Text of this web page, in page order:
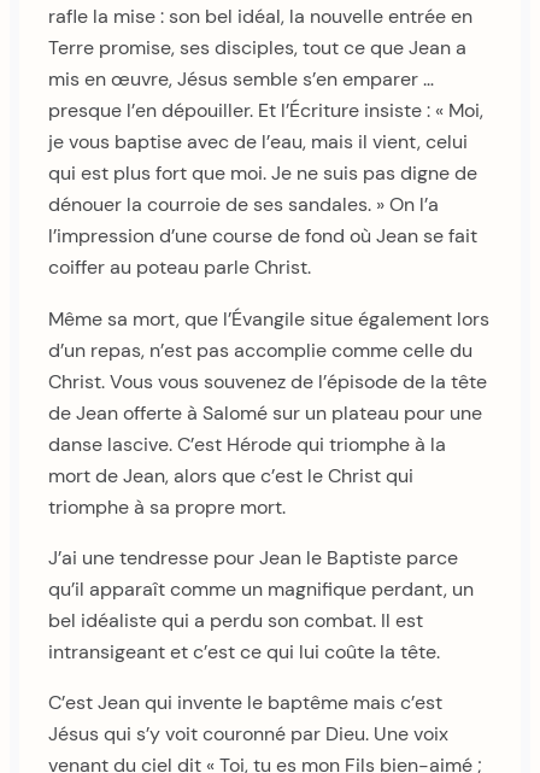
rafle la mise : son bel idéal, la nouvelle entrée en
Terre promise, ses disciples, tout ce que Jean a
mis en œuvre, Jésus semble s’en emparer …
presque l’en dépouiller. Et l’Écriture insiste : « Moi,
je vous baptise avec de l’eau, mais il vient, celui
qui est plus fort que moi. Je ne suis pas digne de
dénouer la courroie de ses sandales. » On l’a
l’impression d’une course de fond où Jean se fait
coiffer au poteau parle Christ.
Même sa mort, que l’Évangile situe également lors
d’un repas, n’est pas accomplie comme celle du
Christ. Vous vous souvenez de l’épisode de la tête
de Jean offerte à Salomé sur un plateau pour une
danse lascive. C’est Hérode qui triomphe à la
mort de Jean, alors que c’est le Christ qui
triomphe à sa propre mort.
J’ai une tendresse pour Jean le Baptiste parce
qu’il apparaît comme un magnifique perdant, un
bel idéaliste qui a perdu son combat. Il est
intransigeant et c’est ce qui lui coûte la tête.
C’est Jean qui invente le baptême mais c’est
Jésus qui s’y voit couronné par Dieu. Une voix
venant du ciel dit « Toi, tu es mon Fils bien-aimé ;